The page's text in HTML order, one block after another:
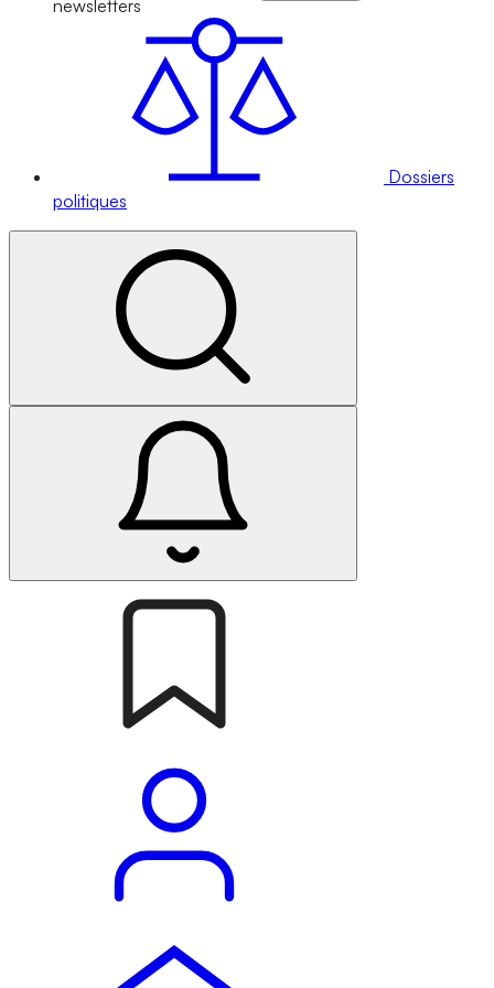
newsletters
Dossiers
politiques